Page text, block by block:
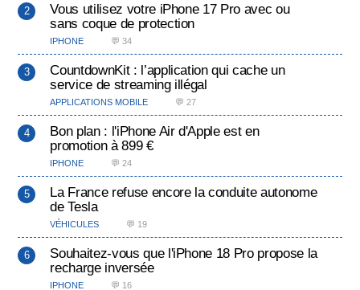
Vous utilisez votre iPhone 17 Pro avec ou
sans coque de protection
IPHONE 💬 34
CountdownKit : l’application qui cache un
service de streaming illégal
APPLICATIONS MOBILE 💬 27
Bon plan : l'iPhone Air d'Apple est en
promotion à 899 €
IPHONE 💬 24
La France refuse encore la conduite autonome
de Tesla
VÉHICULES 💬 19
Souhaitez-vous que l'iPhone 18 Pro propose la
recharge inversée
IPHONE 💬 16